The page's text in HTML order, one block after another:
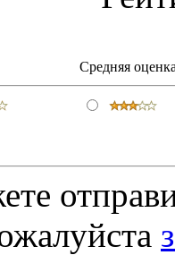
Средняя